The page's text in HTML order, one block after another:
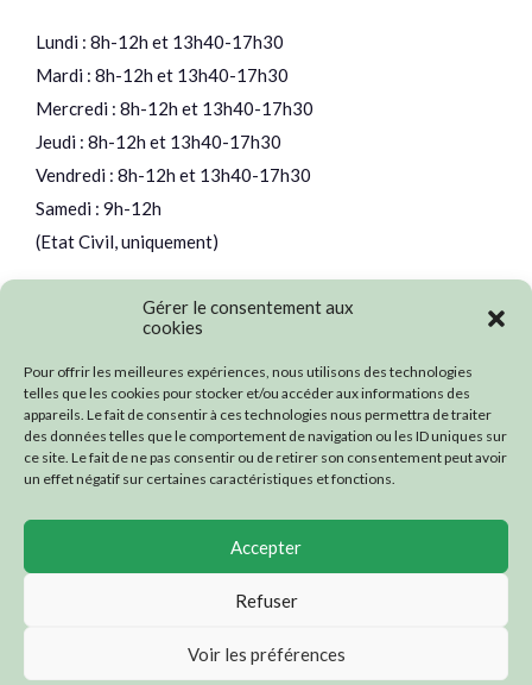
Gérer le consentement aux
cookies
Pour offrir les meilleures expériences, nous utilisons des technologies
telles que les cookies pour stocker et/ou accéder aux informations des
appareils. Le fait de consentir à ces technologies nous permettra de traiter
des données telles que le comportement de navigation ou les ID uniques sur
ce site. Le fait de ne pas consentir ou de retirer son consentement peut avoir
un effet négatif sur certaines caractéristiques et fonctions.
Accepter
Refuser
Voir les préférences
Lundi : 8h-12h et 13h40-17h30
Mardi : 8h-12h et 13h40-17h30
Mercredi : 8h-12h et 13h40-17h30
Jeudi : 8h-12h et 13h40-17h30
Vendredi : 8h-12h et 13h40-17h30
Samedi : 9h-12h
(Etat Civil, uniquement)
© 2026 Mairie d'Ambazac -Mentions légales-Politique de